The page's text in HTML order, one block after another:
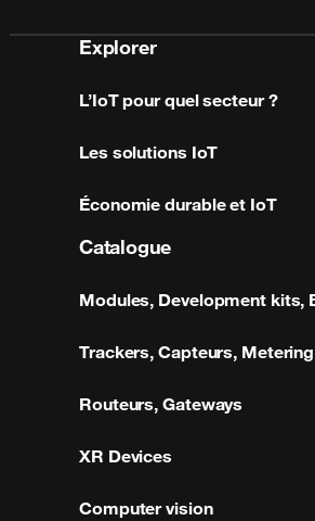
Explorer
L’IoT pour quel secteur ?
Les solutions IoT
Économie durable et IoT
Catalogue
Modules, Development kits,
Trackers, Capteurs, Metering
Routeurs, Gateways
XR Devices
Computer vision